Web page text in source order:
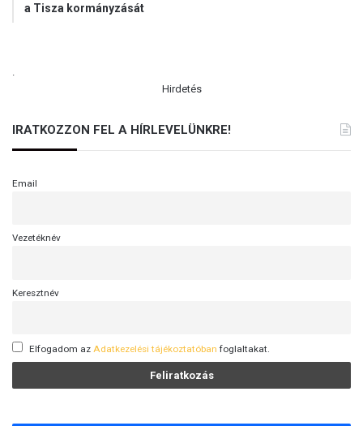
a Tisza kormányzását
Hirdetés
IRATKOZZON FEL A HÍRLEVELÜNKRE!
Email
Vezetéknév
Keresztnév
Elfogadom az Adatkezelési tájékoztatóban foglaltakat.